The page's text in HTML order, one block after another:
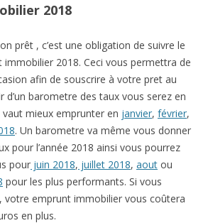
2018
prêt , c’est une obligation de suivre le
2018. Ceci vous permettra de
afin de souscrire à votre pret au
d’un barometre des taux vous serez en
vaut mieux emprunter en janvier, février,
. Un barometre va même vous donner
pour l’année 2018 ainsi vous pourrez
pour juin 2018, juillet 2018, aout ou
pour les plus performants. Si vous
votre emprunt immobilier vous coûtera
en plus.